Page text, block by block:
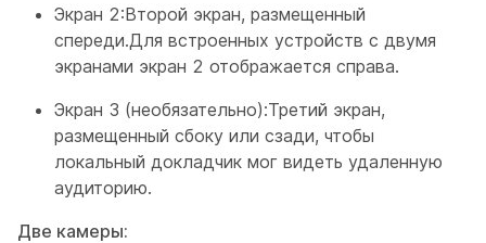
Экран 2:Второй экран, размещенный
спереди.Для встроенных устройств с двумя
экранами экран 2 отображается справа.
Экран 3 (необязательно):Третий экран,
размещенный сбоку или сзади, чтобы
локальный докладчик мог видеть удаленную
аудиторию.
Две камеры: